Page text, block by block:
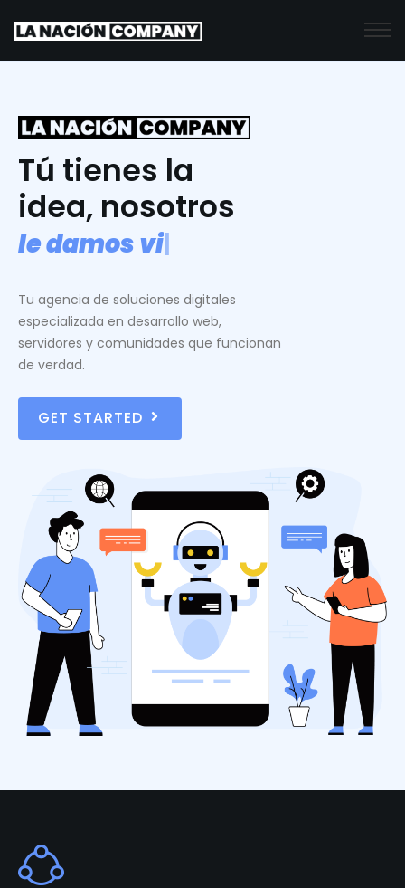
Tú tienes la
idea, nosotros
ledamosvid
Tu agencia de soluciones digitales
especializada en desarrollo web,
servidores y comunidades que funcionan
de verdad.
GET STARTED